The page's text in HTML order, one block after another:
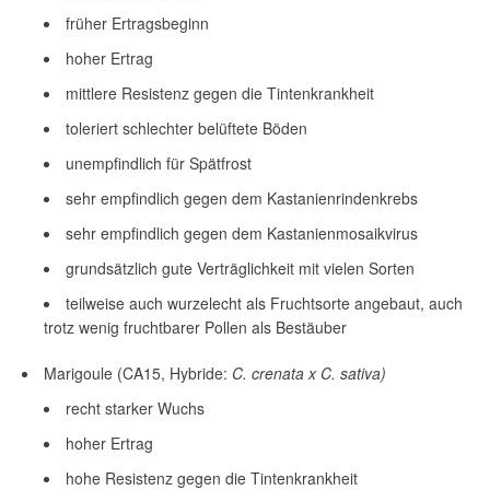
früher Ertragsbeginn
hoher Ertrag
mittlere Resistenz gegen die Tintenkrankheit
toleriert schlechter belüftete Böden
unempfindlich für Spätfrost
sehr empfindlich gegen dem Kastanienrindenkrebs
sehr empfindlich gegen dem Kastanienmosaikvirus
grundsätzlich gute Verträglichkeit mit vielen Sorten
teilweise auch wurzelecht als Fruchtsorte angebaut, auch
trotz wenig fruchtbarer Pollen als Bestäuber
Marigoule (CA15, Hybride: C. crenata x C. sativa)
recht starker Wuchs
hoher Ertrag
hohe Resistenz gegen die Tintenkrankheit